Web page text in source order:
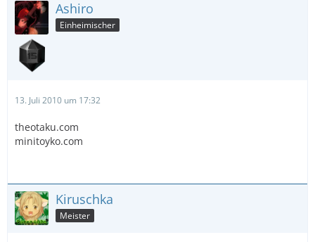
Ashiro
Einheimischer
13. Juli 2010 um 17:32
theotaku.com
minitoyko.com
Kiruschka
Meister